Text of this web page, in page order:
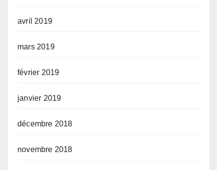
avril 2019
mars 2019
février 2019
janvier 2019
décembre 2018
novembre 2018